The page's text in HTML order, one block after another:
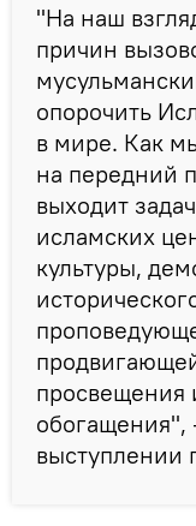
"На наш
причин
опорочить
в мире. Как
на передний
выходит
исламских
культуры,
просвещения
обогащения",
выступлении